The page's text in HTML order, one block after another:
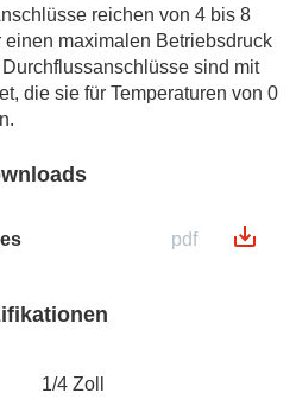
reichen von 4 bis 8
maximalen Betriebsdruck
sind mit
die sie für Temperaturen von 0
pdf
1/4 Zoll